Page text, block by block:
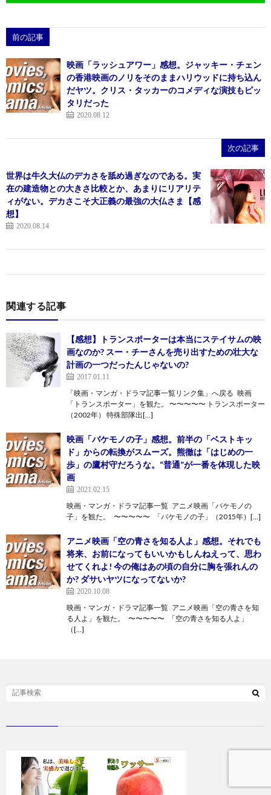
前の記事
映画「ラッシュアワー」感想。ジャッキー・チェン
の香港映画のノリをそのままハリウッドに持ち込ん
だヤツ。クリス・タッカーのコメディな演技もピッ
タリだった
2020.08.12
次の記事
世界は牛久大仏のデカさを舐め過ぎなのである。実
在の建造物との大きさ比較とか、あまりにリアリテ
ィがない。デカさこそ大正義の最強の大仏さま【感
想】
2020.08.14
関連する記事
【感想】トランスポーターは本当にステイサムの映
画なのか? スー・チーさんを売り出すための壮大な
計画の一つだったんじゃないの?
2017.01.11
「映画・マンガ・ドラマ記事一覧リンク集」へ戻る 映画
「トランスポーター」を観た。 〜〜〜〜〜 トランスポーター
（2002年） 特殊部隊出[…]
映画「バケモノの子」感想。前半の「ベストキッ
ド」からの転換がスムーズ。熊徹は「はじめの一
歩」の鷹村守だろうな。“普通”が一番を体現した映
画
2021.02.15
映画・マンガ・ドラマ記事一覧 アニメ映画「バケモノの
子」を観た。 〜〜〜〜〜 「バケモノの子」（2015年）[…]
アニメ映画「空の青さを知る人よ」感想。それでも
将来、お前になってもいいかもしんねえって、思わ
せてくれよ! 今の俺はあの頃の自分に胸を張れんの
か? ダサいヤツになってないか?
2020.10.08
映画・マンガ・ドラマ記事一覧 アニメ映画「空の青さを知
る人よ」を観た。 〜〜〜〜〜 「空の青さを知る人よ」
（[…]